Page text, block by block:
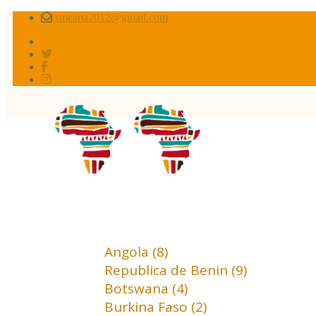
smeana2012@gmail.com
Angola (8)
Republica de Benin (9)
Botswana (4)
Burkina Faso (2)